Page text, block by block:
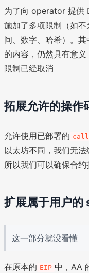
为了向 operator 提供
施加了多项限制（如
间、数字、哈希）。
的内容，仍然具有意
限制已经取消
拓展允许的操作
允许使用已部署的 call
以太坊不同，我们无
所以我们可以确保合约
扩展属于用户的
这一部分就没看懂
在原本的 EIP 中，AA